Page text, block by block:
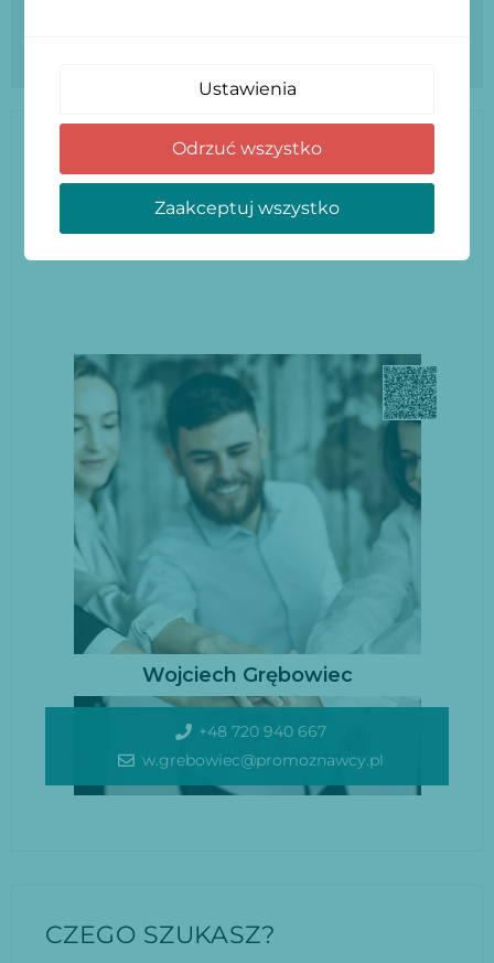
MASZ PYTANIA?
Wojciech Grębowiec
+48 720 940 667
w.grebowiec@promoznawcy.pl
CZEGO SZUKASZ?
Ustawienia
Odrzuć wszystko
Zaakceptuj wszystko